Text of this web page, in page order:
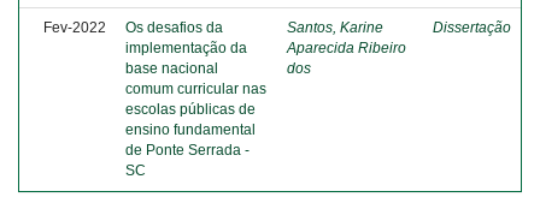
Fev-2022
Os desafios da
implementação da
base nacional
comum curricular nas
escolas públicas de
ensino fundamental
de Ponte Serrada -
SC
Santos, Karine
Aparecida Ribeiro
dos
Dissertação